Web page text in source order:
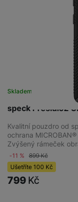
speck Presidio2
Skladem na 6
Kvalitní pouzdro od
ochrana
Zvýšený rámeček
-11 % 899Kč
Ušetříte 100 Kč
799 Kč